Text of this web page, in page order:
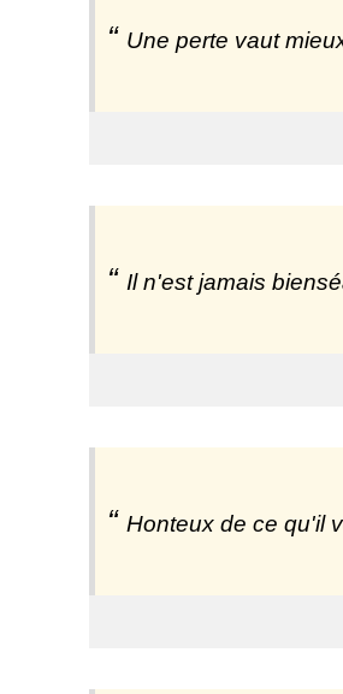
Une perte vaut
Il n'est jamais
Honteux de ce qu'il